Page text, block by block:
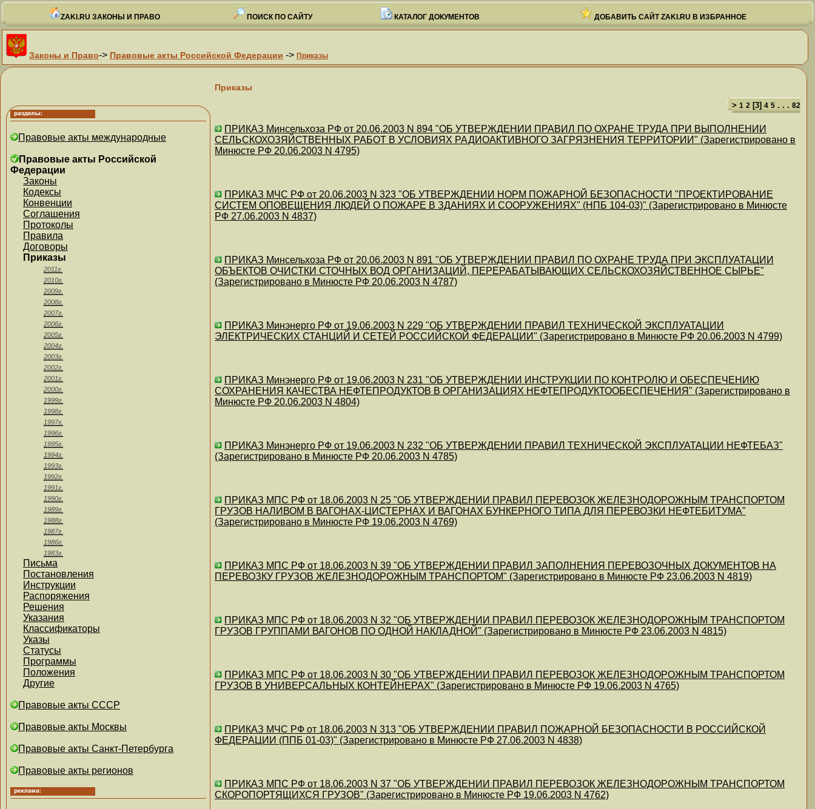
ZAKI.RU ЗАКОНЫ И ПРАВО ПОИСК ПО САЙТУ КАТАЛОГ ДОКУМЕНТОВ ДОБАВИТЬ САЙТ ZAKI.RU В ИЗБРАННОЕ
Законы и Право-> Правовые акты Российской Федерации -> Приказы
Правовые акты международные
Правовые акты Российской
Федерации
Законы
Кодексы
Конвенции
Соглашения
Протоколы
Правила
Договоры
Приказы
2011г.
2010г.
2009г.
2008г.
2007г.
2006г.
2005г.
2004г.
2003г.
2002г.
2001г.
2000г.
1999г.
1998г.
1997г.
1996г.
1995г.
1994г.
1993г.
1992г.
1991г.
1990г.
1989г.
1988г.
1987г.
1986г.
1983г.
Письма
Постановления
Инструкции
Распоряжения
Решения
Указания
Классификаторы
Указы
Статусы
Программы
Положения
Другие
Правовые акты СССР
Правовые акты Москвы
Правовые акты Санкт-Петербурга
Правовые акты регионов
Приказы
> 1 2 [3] 4 5 . . . 82
ПРИКАЗ Минсельхоза РФ от 20.06.2003 N 894 "ОБ УТВЕРЖДЕНИИ ПРАВИЛ ПО ОХРАНЕ ТРУДА ПРИ ВЫПОЛНЕНИИ
СЕЛЬСКОХОЗЯЙСТВЕННЫХ РАБОТ В УСЛОВИЯХ РАДИОАКТИВНОГО ЗАГРЯЗНЕНИЯ ТЕРРИТОРИИ" (Зарегистрировано в
Минюсте РФ 20.06.2003 N 4795)
ПРИКАЗ МЧС РФ от 20.06.2003 N 323 "ОБ УТВЕРЖДЕНИИ НОРМ ПОЖАРНОЙ БЕЗОПАСНОСТИ "ПРОЕКТИРОВАНИЕ
СИСТЕМ ОПОВЕЩЕНИЯ ЛЮДЕЙ О ПОЖАРЕ В ЗДАНИЯХ И СООРУЖЕНИЯХ" (НПБ 104-03)" (Зарегистрировано в Минюсте
РФ 27.06.2003 N 4837)
ПРИКАЗ Минсельхоза РФ от 20.06.2003 N 891 "ОБ УТВЕРЖДЕНИИ ПРАВИЛ ПО ОХРАНЕ ТРУДА ПРИ ЭКСПЛУАТАЦИИ
ОБЪЕКТОВ ОЧИСТКИ СТОЧНЫХ ВОД ОРГАНИЗАЦИЙ, ПЕРЕРАБАТЫВАЮЩИХ СЕЛЬСКОХОЗЯЙСТВЕННОЕ СЫРЬЕ"
(Зарегистрировано в Минюсте РФ 20.06.2003 N 4787)
ПРИКАЗ Минэнерго РФ от 19.06.2003 N 229 "ОБ УТВЕРЖДЕНИИ ПРАВИЛ ТЕХНИЧЕСКОЙ ЭКСПЛУАТАЦИИ
ЭЛЕКТРИЧЕСКИХ СТАНЦИЙ И СЕТЕЙ РОССИЙСКОЙ ФЕДЕРАЦИИ" (Зарегистрировано в Минюсте РФ 20.06.2003 N 4799)
ПРИКАЗ Минэнерго РФ от 19.06.2003 N 231 "ОБ УТВЕРЖДЕНИИ ИНСТРУКЦИИ ПО КОНТРОЛЮ И ОБЕСПЕЧЕНИЮ
СОХРАНЕНИЯ КАЧЕСТВА НЕФТЕПРОДУКТОВ В ОРГАНИЗАЦИЯХ НЕФТЕПРОДУКТООБЕСПЕЧЕНИЯ" (Зарегистрировано в
Минюсте РФ 20.06.2003 N 4804)
ПРИКАЗ Минэнерго РФ от 19.06.2003 N 232 "ОБ УТВЕРЖДЕНИИ ПРАВИЛ ТЕХНИЧЕСКОЙ ЭКСПЛУАТАЦИИ НЕФТЕБАЗ"
(Зарегистрировано в Минюсте РФ 20.06.2003 N 4785)
ПРИКАЗ МПС РФ от 18.06.2003 N 25 "ОБ УТВЕРЖДЕНИИ ПРАВИЛ ПЕРЕВОЗОК ЖЕЛЕЗНОДОРОЖНЫМ ТРАНСПОРТОМ
ГРУЗОВ НАЛИВОМ В ВАГОНАХ-ЦИСТЕРНАХ И ВАГОНАХ БУНКЕРНОГО ТИПА ДЛЯ ПЕРЕВОЗКИ НЕФТЕБИТУМА"
(Зарегистрировано в Минюсте РФ 19.06.2003 N 4769)
ПРИКАЗ МПС РФ от 18.06.2003 N 39 "ОБ УТВЕРЖДЕНИИ ПРАВИЛ ЗАПОЛНЕНИЯ ПЕРЕВОЗОЧНЫХ ДОКУМЕНТОВ НА
ПЕРЕВОЗКУ ГРУЗОВ ЖЕЛЕЗНОДОРОЖНЫМ ТРАНСПОРТОМ" (Зарегистрировано в Минюсте РФ 23.06.2003 N 4819)
ПРИКАЗ МПС РФ от 18.06.2003 N 32 "ОБ УТВЕРЖДЕНИИ ПРАВИЛ ПЕРЕВОЗОК ЖЕЛЕЗНОДОРОЖНЫМ ТРАНСПОРТОМ
ГРУЗОВ ГРУППАМИ ВАГОНОВ ПО ОДНОЙ НАКЛАДНОЙ" (Зарегистрировано в Минюсте РФ 23.06.2003 N 4815)
ПРИКАЗ МПС РФ от 18.06.2003 N 30 "ОБ УТВЕРЖДЕНИИ ПРАВИЛ ПЕРЕВОЗОК ЖЕЛЕЗНОДОРОЖНЫМ ТРАНСПОРТОМ
ГРУЗОВ В УНИВЕРСАЛЬНЫХ КОНТЕЙНЕРАХ" (Зарегистрировано в Минюсте РФ 19.06.2003 N 4765)
ПРИКАЗ МЧС РФ от 18.06.2003 N 313 "ОБ УТВЕРЖДЕНИИ ПРАВИЛ ПОЖАРНОЙ БЕЗОПАСНОСТИ В РОССИЙСКОЙ
ФЕДЕРАЦИИ (ППБ 01-03)" (Зарегистрировано в Минюсте РФ 27.06.2003 N 4838)
ПРИКАЗ МПС РФ от 18.06.2003 N 37 "ОБ УТВЕРЖДЕНИИ ПРАВИЛ ПЕРЕВОЗОК ЖЕЛЕЗНОДОРОЖНЫМ ТРАНСПОРТОМ
СКОРОПОРТЯЩИХСЯ ГРУЗОВ" (Зарегистрировано в Минюсте РФ 19.06.2003 N 4762)